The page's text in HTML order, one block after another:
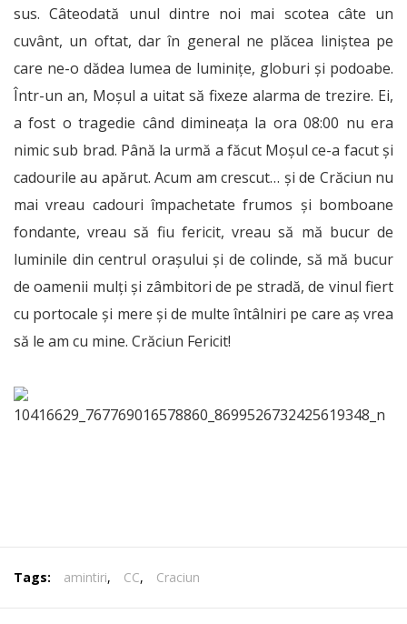
sus.Câteodată unul dintre noi mai scotea câte un
cuvânt, un oftat, dar în general ne plăcea liniștea pe
care ne-o dădea lumea de luminițe, globuri și podoabe.
Într-un an, Moșul a uitat să fixeze alarma de trezire. Ei,
a fost o tragedie când dimineața la ora 08:00 nu era
nimic sub brad. Până la urmă a făcut Moșul ce-a facut și
cadourile au apărut. Acum am crescut… și de Crăciun nu
mai vreau cadouri împachetate frumos și bomboane
fondante, vreau să fiu fericit, vreau să mă bucur de
luminile din centrul orașului și de colinde, să mă bucur
de oamenii mulți și zâmbitori de pe stradă, de vinul fiert
cu portocale și mere și de multe întâlniri pe care aș vrea
să le am cu mine. Crăciun Fericit!
Tags: amintiri, CC, Craciun